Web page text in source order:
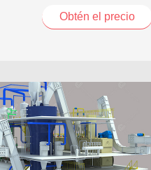
Obtén el precio